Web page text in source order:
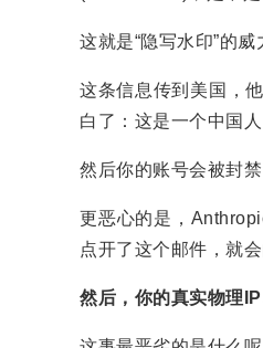
这就是“隐写水印”的威
这条信息传到美国，
白了：这是一个中国人
然后你的账号会被封
更恶心的是，
点开了这个邮件，就
然后，你的真实物理